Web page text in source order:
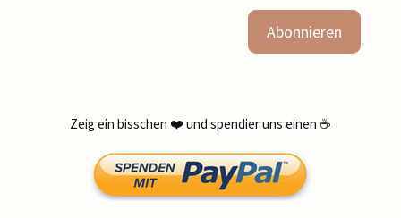
Zeig ein bisschen ❤️ und spendier uns einen ☕